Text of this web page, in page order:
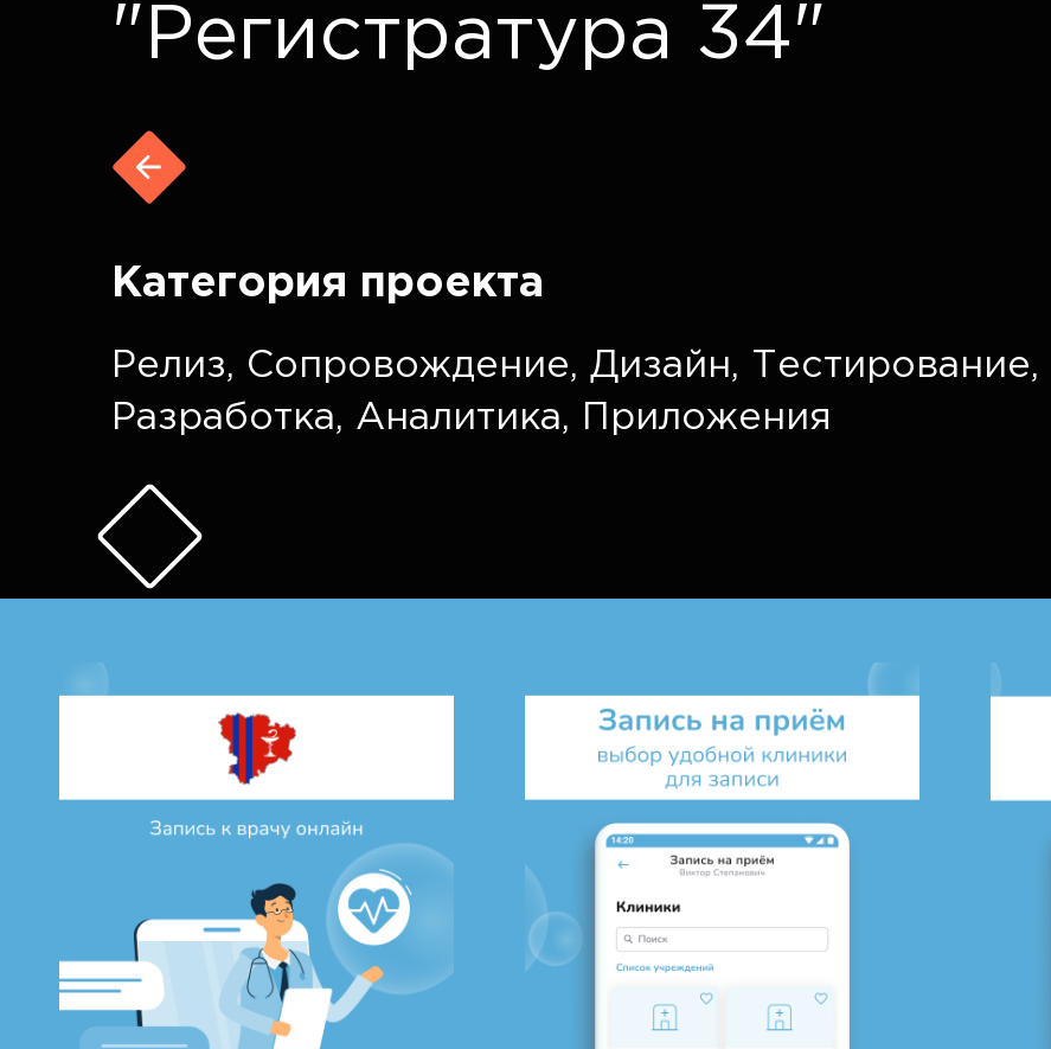
"Регистратура 34"
Категория проекта
Релиз, Сопровождение, Дизайн, Тестирование,
Разработка, Аналитика, Приложения